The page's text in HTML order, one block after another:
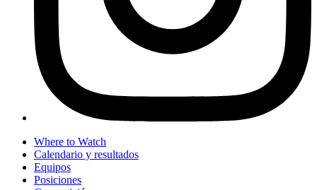
Where to Watch
Calendario y resultados
Equipos
Posiciones